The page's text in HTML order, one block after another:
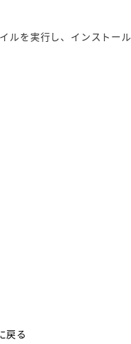
を実行し、インストール
戻る